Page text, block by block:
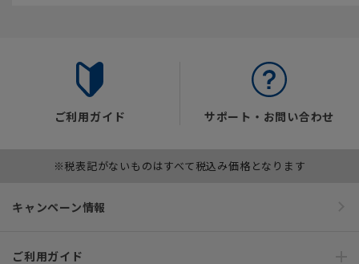
ご利用ガイド サポート・お問い合わせ
※税表記がないものはすべて税込み価格となります
キャンペーン情報
ご利用ガイド